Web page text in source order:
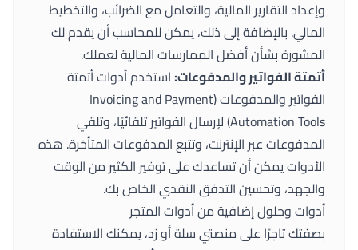
وإعداد التقارير المالية، والتعامل مع الضرائب، والتخطيط
المالي. بالإضافة إلى ذلك، يمكن للمحاسب أن يقدم لك
المشورة بشأن أفضل الممارسات المالية لعملك.
أتمتة الفواتير والمدفوعات:استخدم أدوات أتمتة
الفواتير والمدفوعات (Invoicing and Payment
Automation Tools) لإرسال الفواتير تلقائيًا، وتلقي
المدفوعات عبر الإنترنت، وتتبع المدفوعات المتأخرة. هذه
الأدوات يمكن أن تساعدك على توفير الكثير من الوقت
والجهد، وتحسين التدفق النقدي الخاص بك.
أدوات وحلول إضافية من أدوات المتجر
بصفتك تاجرًا على منصتي سلة أو زد، يمكنك الاستفادة